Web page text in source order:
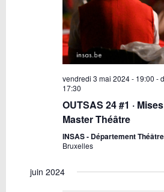
vendredi 3 mai 2024 - 19:00 -
17:30
OUTSAS 24 #1 ·
Master Théâtre
INSAS - Département Théâtre
Bruxelles
juin 2024